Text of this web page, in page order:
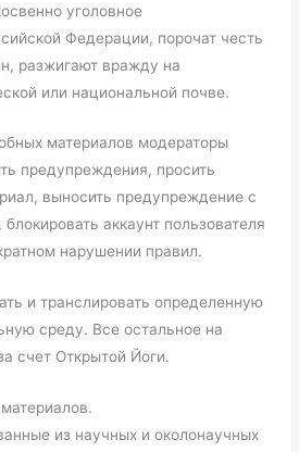
уголовное
Федерации, порочат честь
разжигают вражду на
или национальной почве.
материалов модераторы
предупреждения, просить
выносить предупреждение с
аккаунт пользователя
нарушении правил.
и транслировать определенную
среду. Все остальное на
счет Открытой Йоги.
из научных и околонаучных